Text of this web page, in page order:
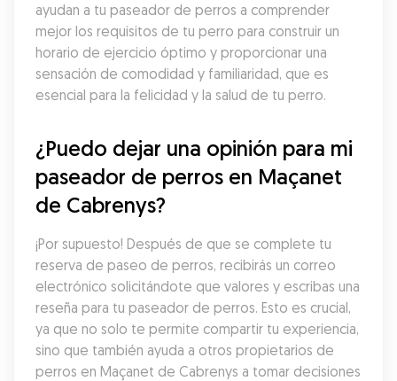
ayudan a tu paseador de perros a comprender
mejor los requisitos de tu perro para construir un
horario de ejercicio óptimo y proporcionar una
sensación de comodidad y familiaridad, que es
esencial para la felicidad y la salud de tu perro.
¿Puedo dejar una opinión para mi
paseador de perros en Maçanet
de Cabrenys?
¡Por supuesto! Después de que se complete tu
reserva de paseo de perros, recibirás un correo
electrónico solicitándote que valores y escribas una
reseña para tu paseador de perros. Esto es crucial,
ya que no solo te permite compartir tu experiencia,
sino que también ayuda a otros propietarios de
perros en Maçanet de Cabrenys a tomar decisiones